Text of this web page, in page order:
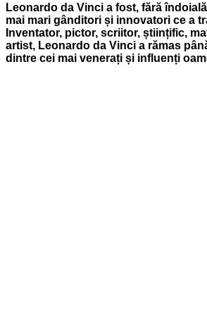
Leonardo da Vinci a fost, fără
mai mari gânditori și innovatori ce a
Inventator, pictor, scriitor, științific,
artist, Leonardo da Vinci a rămas
dintre cei mai venerați și influenți